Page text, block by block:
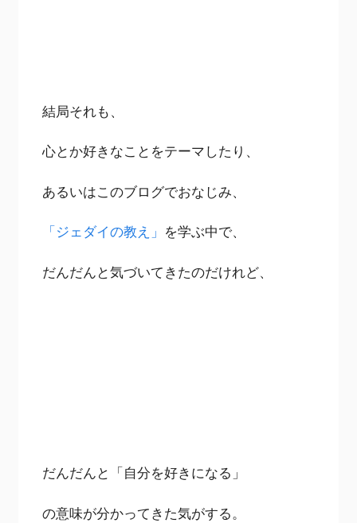
結局それも、
心とか好きなことをテーマしたり、
あるいはこのブログでおなじみ、
「ジェダイの教え」 を学ぶ中で、
だんだんと気づいてきたのだけれど、
だんだんと「自分を好きになる」
の意味が分かってきた気がする。